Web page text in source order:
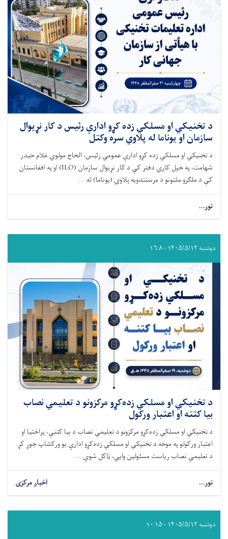
د تخنیکي او مسلکي زده کړو ادارې رئیس د کار نړیوال
سازمان او یوناما له پلاوي سره وکتل
د تخنیکي او مسلکي زده کړو ادارې عمومي رئیس، الحاج مولوي غلام حیدر
شهامت، په خپل کاري دفتر کې د کار نړیوال سازمان (ILO) او په افغانستان
کې د ملګرو ملتونو د مرستندویه پلاوي (یوناما) له. . .
نور...
دوشنبه ۱۴۰۵/۵/۱۲ - ۱۶:۸
د تخنیکي او مسلکي زده‌کړو مرکزونو د تعلیمي نصاب
بیا کتنه او اعتبار ورکول
د تخنیکي او مسلکي زده‌کړو مرکزونو د تعلیمي نصاب د بیا کتنې، پراختیا او
اعتبار ورکولو په موخه د تخنیکي او مسلکي زده‌کړو ادارې یو ورکشاپ جوړ کړ.
د تعلیمي نصاب ریاست مسئولین وایي، ټاکل شوې. . .
نور... اخبار مرکزی
دوشنبه ۱۴۰۵/۵/۱۲ - ۱۰:۱۵